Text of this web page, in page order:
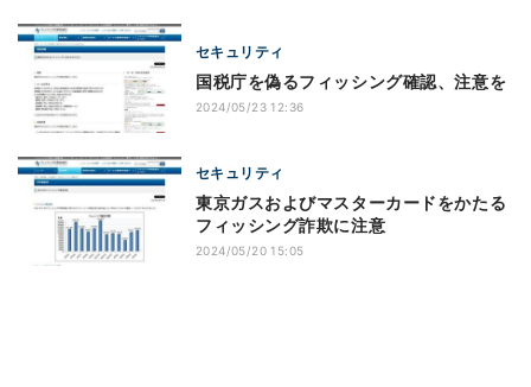
セキュリティ
国税庁を偽るフィッシング確認、注意を
2024/05/23 12:36
セキュリティ
東京ガスおよびマスターカードをかたる
フィッシング詐欺に注意
2024/05/20 15:05